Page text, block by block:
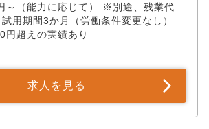
～（能力に応じて） ※別途、残業代
用期間3か月（労働条件変更なし）
超えの実績あり
求人を見る